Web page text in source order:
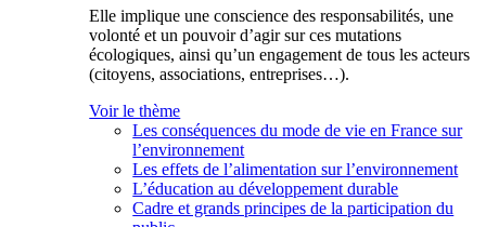
Elle implique une conscience des responsabilités, une
volonté et un pouvoir d’agir sur ces mutations
écologiques, ainsi qu’un engagement de tous les acteurs
(citoyens, associations, entreprises…).
Voir le thème
Les conséquences du mode de vie en France sur
l’environnement
Les effets de l’alimentation sur l’environnement
L’éducation au développement durable
Cadre et grands principes de la participation du